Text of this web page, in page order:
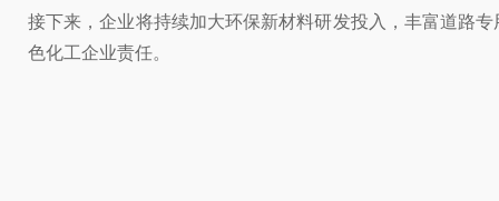
接下来，企业将持续加大环保新材料研发投入，丰富道路
色化工企业责任。